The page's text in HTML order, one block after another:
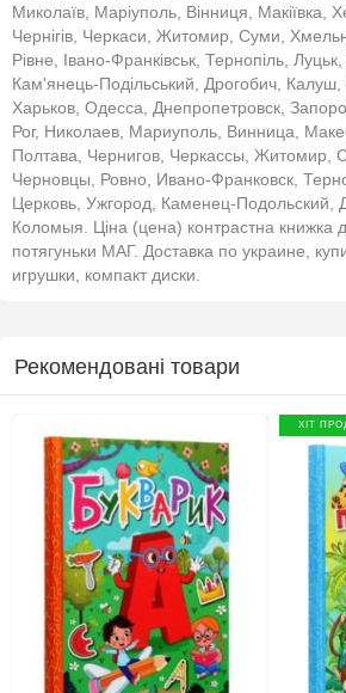
Миколаїв, Маріуполь, Вінниця, Макіївка,
Чернігів, Черкаси, Житомир, Суми,
Рівне, Івано-Франківськ, Тернопіль,
Кам'янець-Подільський, Дрогобич,
Харьков, Одесса, Днепропетровск,
Рог, Николаев, Мариуполь, Винница,
Полтава, Чернигов, Черкассы, Житомир,
Черновцы, Ровно, Ивано-Франковск,
Церковь, Ужгород, Каменец-Подольский,
Коломыя. Ціна (цена) контрастна книжка
потягуньки МАГ. Доставка по украине,
игрушки, компакт диски.
Рекомендовані товари
ХІТ